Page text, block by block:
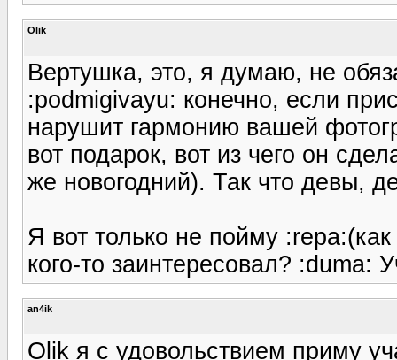
Olik
Вертушка, это, я думаю, не
:podmigivayu: конечно, если
нарушит гармонию вашей
вот подарок, вот из чего он
же новогодний). Так что девы,
Я вот только не пойму
кого-то заинтересовал? :duma:
an4ik
Olik я с удовольствием приму